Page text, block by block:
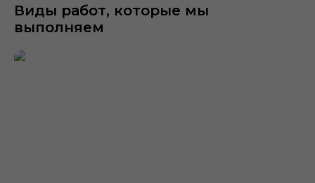
Виды работ, которые мы
выполняем